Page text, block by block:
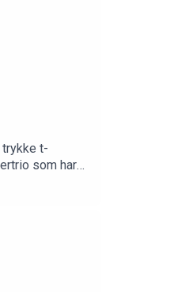
trykke t-
som har
alt og har gått
vokse mye